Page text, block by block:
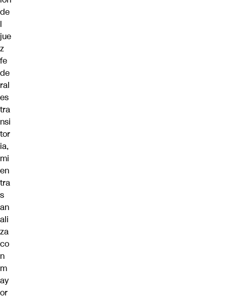
de
l
jue
z
fe
de
ral
es
tra
nsi
tor
ia,
mi
en
tra
s
an
ali
za
co
n
m
ay
or